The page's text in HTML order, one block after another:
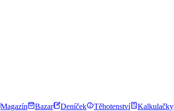
Magazín Bazar Deníček Těhotenství Kalkulačky